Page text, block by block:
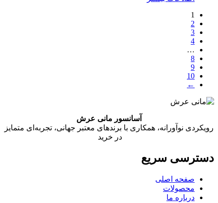
1
2
3
4
…
8
9
10
←
آسانسور مانی عرش
رویکردی نوآورانه، همکاری با برندهای معتبر جهانی، تجربه‌ای متمایز
در خرید
دسترسی سریع
صفحه اصلی
محصولات
درباره ما